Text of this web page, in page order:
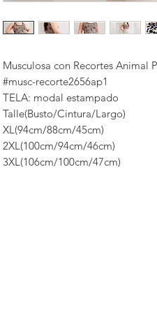
Musculosa con Recortes Animal
#musc-recorte2656ap1
TELA: modal estampado
Talle(Busto/Cintura/Largo)
XL(94cm/88cm/45cm)
2XL(100cm/94cm/46cm)
3XL(106cm/100cm/47cm)